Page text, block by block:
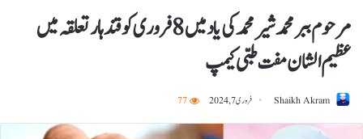
مرحوم ببر محمد شیر محمد کی یاد میں 8 فروری کو قندہار تعلقہ میں
عظیم الشان مفت طبی کیمپ
Shaikh Akram فروری 7, 2024 77